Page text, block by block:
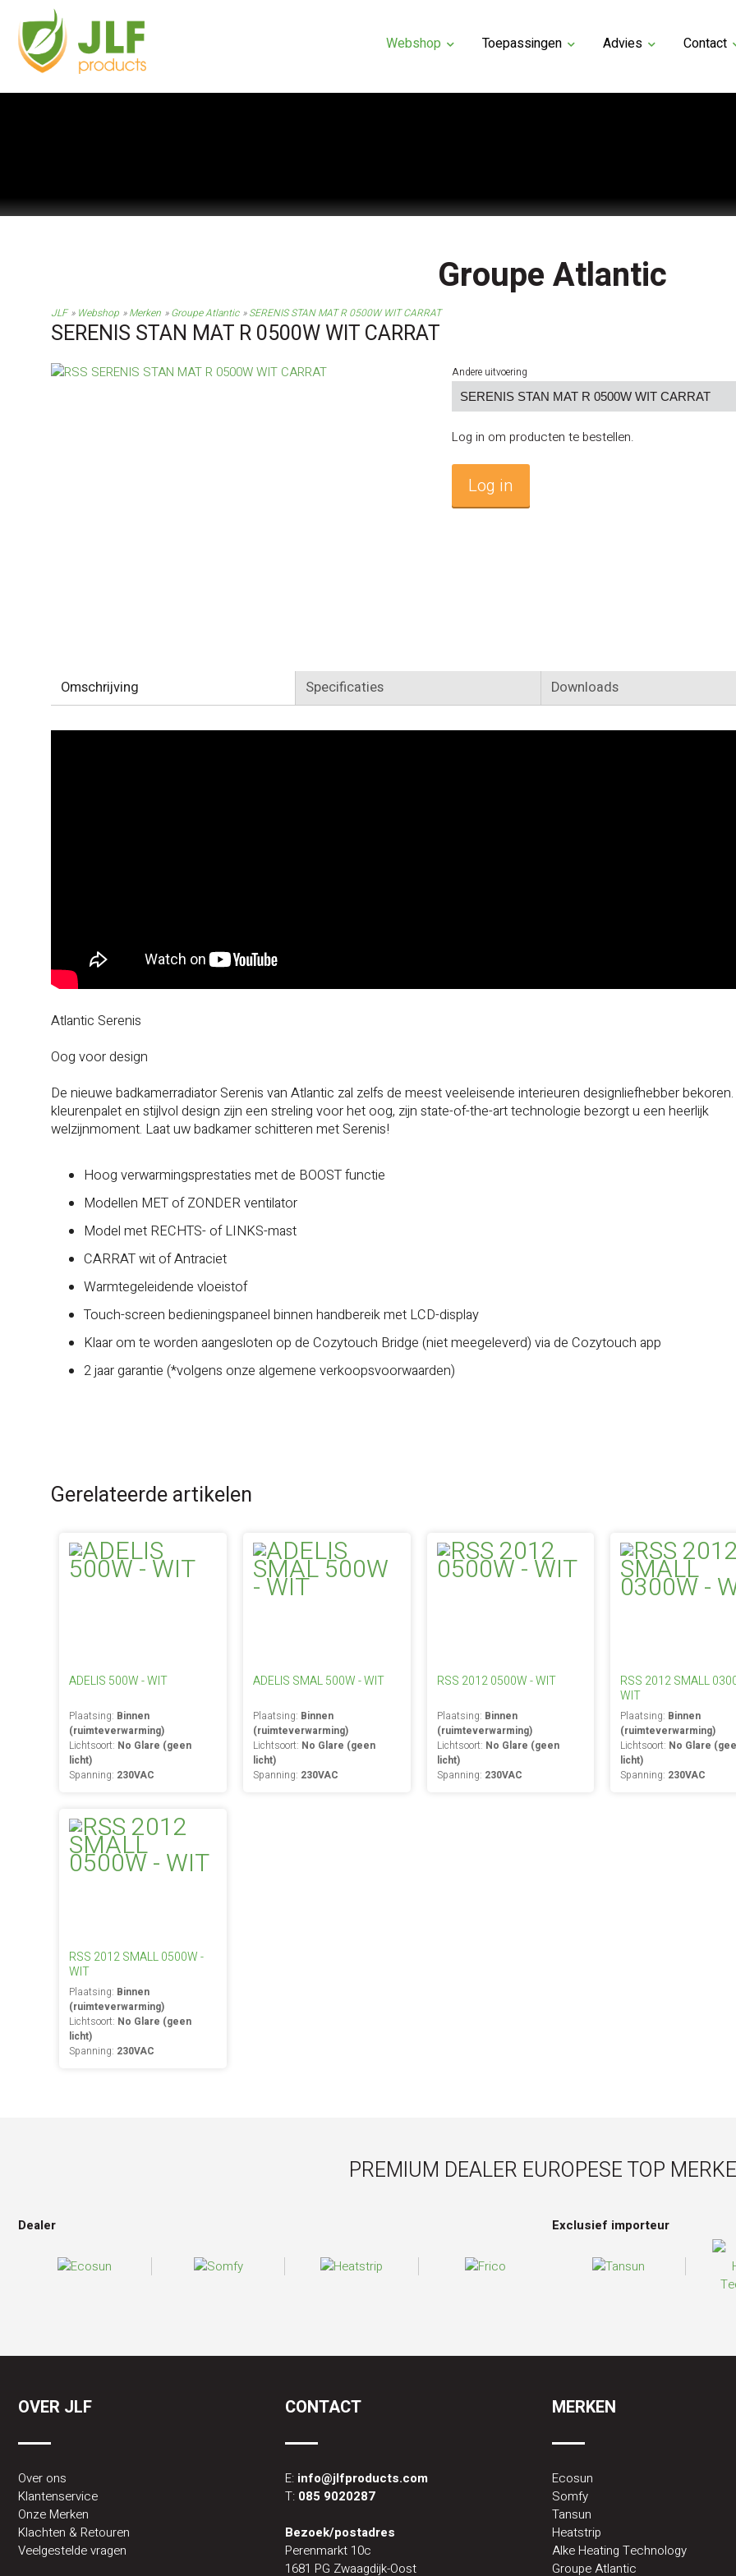
Webshop Toepassingen Advies Contact
Groupe Atlantic
JLF Webshop Merken Groupe Atlantic SERENIS STAN MAT R 0500W WIT CARRAT
SERENIS STAN MAT R 0500W WIT CARRAT
Andere uitvoering
Log in om producten te bestellen.
Log in
Omschrijving Specificaties Downloads
Atlantic Serenis
Oog voor design
De nieuwe badkamerradiator Serenis van Atlantic zal zelfs de meest veeleisende interieuren designliefhebber
kleurenpalet en stijlvol design zijn een streling voor het oog, zijn state-of-the-art technologie bezorgt u een heerlijk
welzijnmoment. Laat uw badkamer schitteren met Serenis!
Hoog verwarmingsprestaties met de BOOST functie
Modellen MET of ZONDER ventilator
Model met RECHTS- of LINKS-mast
CARRAT wit of Antraciet
Warmtegeleidende vloeistof
Touch-screen bedieningspaneel binnen handbereik met LCD-display
Klaar om te worden aangesloten op de Cozytouch Bridge (niet meegeleverd) via de Cozytouch app
2 jaar garantie (*volgens onze algemene verkoopsvoorwaarden)
Gerelateerde artikelen
ADELIS 500W - WIT
Plaatsing: Binnen
(ruimteverwarming)
Lichtsoort: No Glare (geen
licht)
Spanning: 230VAC
ADELIS SMAL 500W - WIT
Plaatsing: Binnen
(ruimteverwarming)
Lichtsoort: No Glare (geen
licht)
Spanning: 230VAC
RSS 2012 0500W - WIT
Plaatsing: Binnen
(ruimteverwarming)
Lichtsoort: No Glare (geen
licht)
Spanning: 230VAC
RSS 2012 SMALL
WIT
Plaatsing: Binnen
(ruimteverwarming)
Lichtsoort: No Glare
licht)
Spanning: 230VAC
RSS 2012 SMALL 0500W -
WIT
Plaatsing: Binnen
(ruimteverwarming)
Lichtsoort: No Glare (geen
licht)
Spanning: 230VAC
PREMIUM DEALER EUROPESE TOP
Dealer Exclusief importeur
OVER JLF
Over ons
Klantenservice
Onze Merken
Klachten & Retouren
Veelgestelde vragen
CONTACT
E: info@jlfproducts.com
T: 085 9020287
Bezoek/postadres
Perenmarkt 10c
1681 PG Zwaagdijk-Oost
MERKEN
Ecosun
Somfy
Tansun
Heatstrip
Alke Heating Technology
Groupe Atlantic